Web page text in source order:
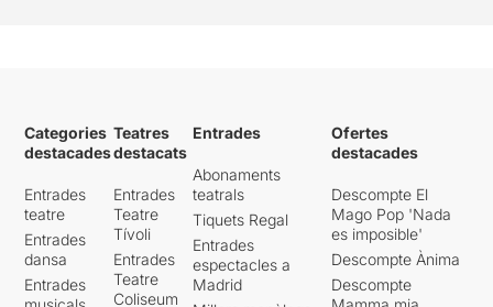
Categories
destacades
Entrades
teatre
Entrades
dansa
Entrades
Teatres
destacats
Entrades
Teatre
Tívoli
Entrades
Teatre
Coliseum
Entrades
Abonaments
teatrals
Tiquets Regal
Entrades
espectacles a
Madrid
Ofertes
destacades
Descompte El
Mago Pop 'Nada
es imposible'
Descompte Ànima
Descompte